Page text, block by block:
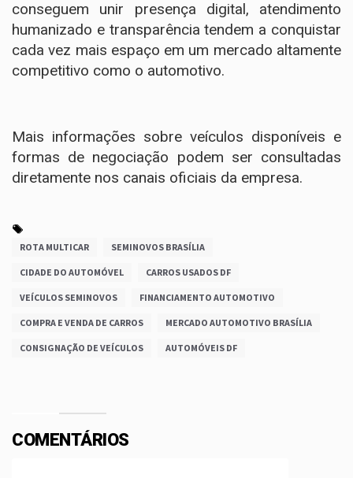
conseguem unir presença digital, atendimento
humanizado e transparência tendem a conquistar
cada vez mais espaço em um mercado altamente
competitivo como o automotivo.
Mais informações sobre veículos disponíveis e
formas de negociação podem ser consultadas
diretamente nos canais oficiais da empresa.
ROTA MULTICAR SEMINOVOS BRASÍLIA
CIDADE DO AUTOMÓVEL CARROS USADOS DF
VEÍCULOS SEMINOVOS FINANCIAMENTO AUTOMOTIVO
COMPRA E VENDA DE CARROS MERCADO AUTOMOTIVO BRASÍLIA
CONSIGNAÇÃO DE VEÍCULOS AUTOMÓVEIS DF
COMENTÁRIOS